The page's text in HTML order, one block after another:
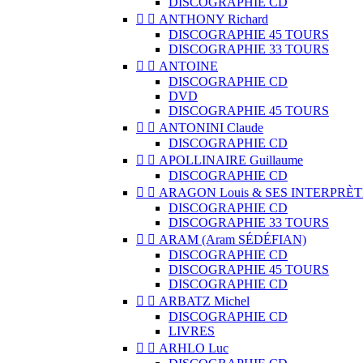
  ANTHONY Richard
DISCOGRAPHIE 45 TOURS
DISCOGRAPHIE 33 TOURS
  ANTOINE
DISCOGRAPHIE CD
DVD
DISCOGRAPHIE 45 TOURS
  ANTONINI Claude
DISCOGRAPHIE CD
  APOLLINAIRE Guillaume
DISCOGRAPHIE CD
  ARAGON Louis & SES
DISCOGRAPHIE CD
DISCOGRAPHIE 33 TOURS
  ARAM (Aram SÉDÉFIAN)
DISCOGRAPHIE CD
DISCOGRAPHIE 45 TOURS
DISCOGRAPHIE CD
  ARBATZ Michel
DISCOGRAPHIE CD
LIVRES
  ARHLO Luc